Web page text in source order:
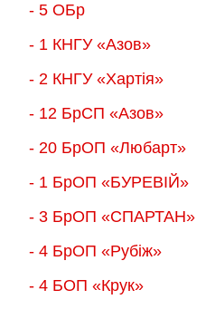
- 5 ОБр
- 1 КНГУ «Азов»
- 2 КНГУ «Хартія»
- 12 БрСП «Азов»
- 20 БрОП «Любарт»
- 1 БрОП «БУРЕВІЙ»
- 3 БрОП «СПАРТАН»
- 4 БрОП «Рубіж»
- 4 БОП «Крук»